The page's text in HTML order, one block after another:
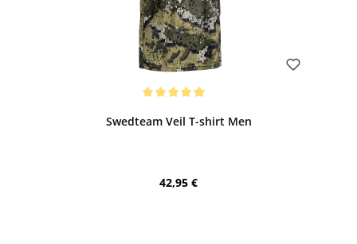
Swedteam Veil T-shirt Men
Regulärer Preis:
42,95 €